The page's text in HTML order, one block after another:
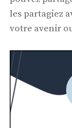
les partagiez
votre avenir